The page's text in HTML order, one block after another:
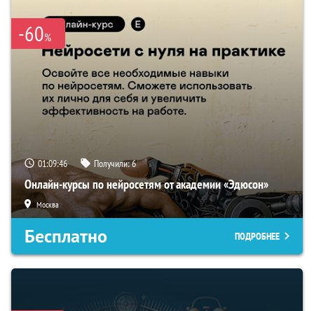
-60%
01:09:45 Получили:6
Онлайн-курсы по нейросетям от академии «Эдюсон»
Москва
Бесплатно ПОДРОБНЕЕ